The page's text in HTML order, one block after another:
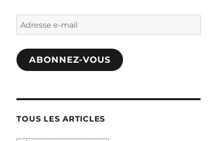
Adresse
e-
mail
ABONNEZ-VOUS
TOUS LES ARTICLES